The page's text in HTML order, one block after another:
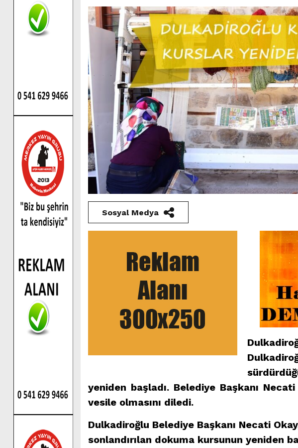
Sosyal Medya
yeniden başladı. Belediye Başkanı
vesile olmasını diledi.
Dulkadiroğlu Belediye Başkanı Necati
sonlandırılan dokuma kursunun yeniden